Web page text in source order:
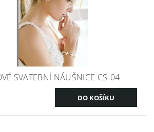
SVATEBNÍ NÁUŠNICE CS-04